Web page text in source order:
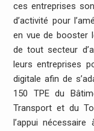
ces entreprises
d’activité pour
en vue de booster
de tout secteur
leurs entreprises
digitale afin de
150 TPE du
Transport et du
l’appui